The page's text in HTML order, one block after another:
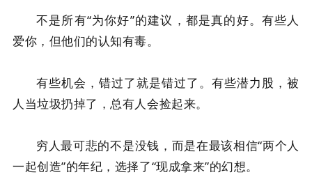
不是所有“为你好”的建议，都是真的好。有些人
爱你，但他们的认知有毒。
有些机会，错过了就是错过了。有些潜力股，被
人当垃圾扔掉了，总有人会捡起来。
穷人最可悲的不是没钱，而是在最该相信“两个人
一起创造”的年纪，选择了“现成拿来”的幻想。